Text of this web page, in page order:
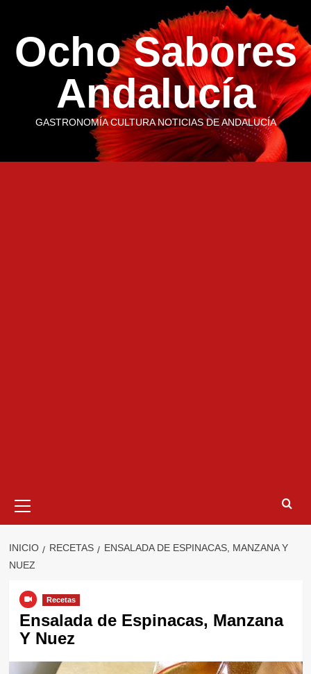
contenido
Ocho Sabores
Andalucía
GASTRONOMÍA CULTURA NOTICIAS DE ANDALUCÍA
primario
INICIO RECETAS
ENSALADA DE ESPINACAS, MANZANA Y
NUEZ
Recetas
Ensalada de Espinacas, Manzana
Y Nuez